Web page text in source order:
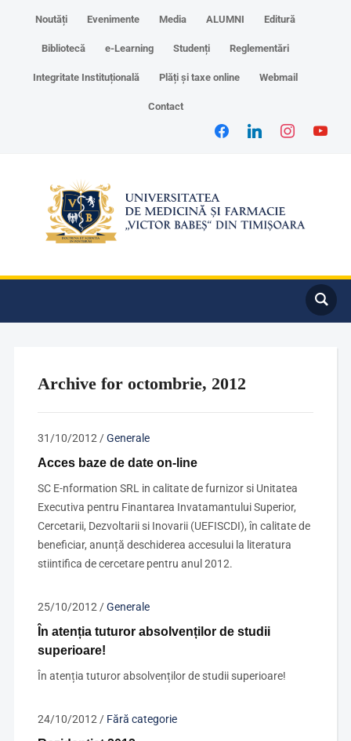
Noutăți Evenimente Media ALUMNI Editură
Bibliotecă e-Learning Studenți Reglementări
Integritate Instituțională Plăți și taxe online Webmail
Contact
Archive for octombrie, 2012
31/10/2012 /Generale
Acces baze de date on-line
SC E-nformation SRL in calitate de furnizor si Unitatea
Executiva pentru Finantarea Invatamantului Superior,
Cercetarii, Dezvoltarii si Inovarii (UEFISCDI), în calitate de
beneficiar, anunță deschiderea accesului la literatura
stiintifica de cercetare pentru anul 2012.
25/10/2012 /Generale
În atenția tuturor absolvenților de studii
superioare!
În atenția tuturor absolvenților de studii superioare!
24/10/2012 / Fără categorie